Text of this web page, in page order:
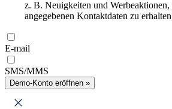
z. B. Neuigkeiten und
angegebenen Kontaktdaten zu
E-mail
SMS/MMS
Demo-Konto eröffnen »